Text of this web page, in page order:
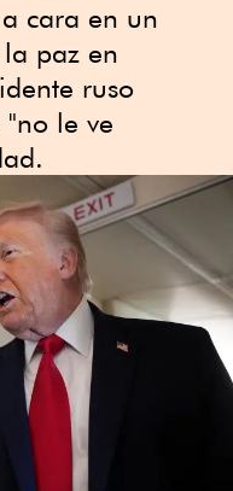
cara en un
paz en
ruso
le ve